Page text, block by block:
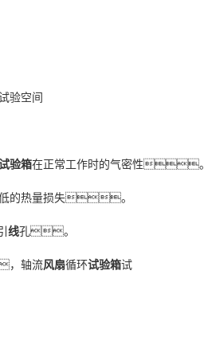
验空间
验箱在正常工作时的气密性。
的热量损失。
线孔。
轴流风扇循环试验箱试